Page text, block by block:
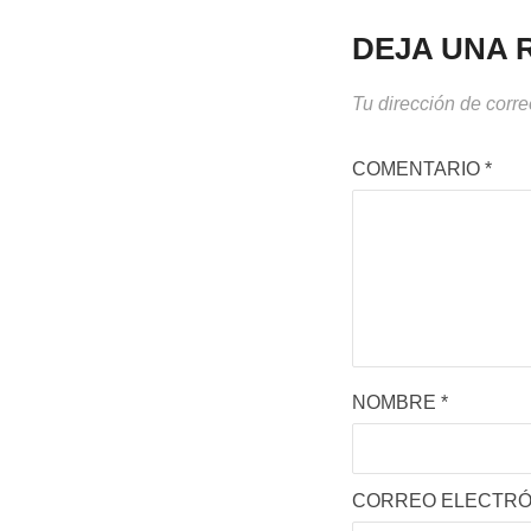
DEJA UNA
Tu dirección de
COMENTARIO *
NOMBRE *
CORREO